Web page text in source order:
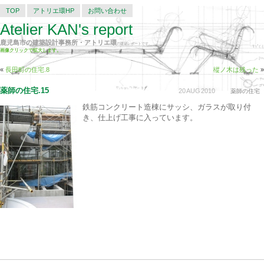
TOP アトリエ環HP お問い合わせ
Atelier KAN's report
鹿児島市の建築設計事務所・アトリエ環の建築レポートです。
画像クリックで拡大します。
« 長田町の住宅.8 樅ノ木は残った »
20AUG2010 薬師の住宅
薬師の住宅.15
鉄筋コンクリート造棟にサッシ、ガラスが取り付
き、仕上げ工事に入っています。